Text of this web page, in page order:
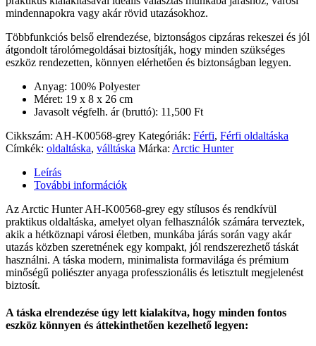
mindennapokra vagy akár rövid utazásokhoz.
Többfunkciós belső elrendezése, biztonságos cipzáras rekeszei és jól
átgondolt tárolómegoldásai biztosítják, hogy minden szükséges
eszköz rendezetten, könnyen elérhetően és biztonságban legyen.
Anyag: 100% Polyester
Méret: 19 x 8 x 26 cm
Javasolt végfelh. ár (bruttó): 11,500 Ft
Cikkszám: AH-K00568-grey Kategóriák: Férfi, Férfi oldaltáska
Címkék: oldaltáska, válltáska Márka: Arctic Hunter
Leírás
További információk
Az Arctic Hunter AH-K00568-grey egy stílusos és rendkívül
praktikus oldaltáska, amelyet olyan felhasználók számára terveztek,
akik a hétköznapi városi életben, munkába járás során vagy akár
utazás közben szeretnének egy kompakt, jól rendszerezhető táskát
használni. A táska modern, minimalista formavilága és prémium
minőségű poliészter anyaga professzionális és letisztult megjelenést
biztosít.
A táska elrendezése úgy lett kialakítva, hogy minden fontos
eszköz könnyen és áttekinthetően kezelhető legyen: